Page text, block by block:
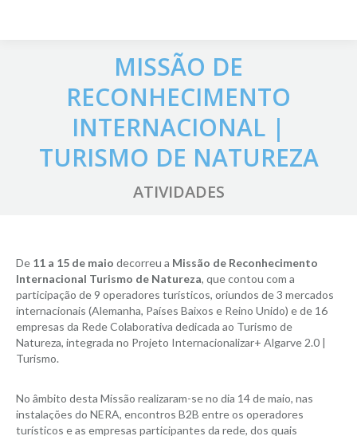
MISSÃO DE
RECONHECIMENTO
INTERNACIONAL |
TURISMO DE NATUREZA
ATIVIDADES
De 11 a 15 de maio decorreu a Missão de Reconhecimento
Internacional Turismo de Natureza, que contou com a
participação de 9 operadores turísticos, oriundos de 3 mercados
internacionais (Alemanha, Países Baixos e Reino Unido) e de 16
empresas da Rede Colaborativa dedicada ao Turismo de
Natureza, integrada no Projeto Internacionalizar+ Algarve 2.0 |
Turismo.
No âmbito desta Missão realizaram-se no dia 14 de maio, nas
instalações do NERA, encontros B2B entre os operadores
turísticos e as empresas participantes da rede, dos quais